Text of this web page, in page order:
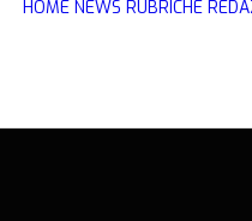
HOME NEWS RUBRICHE